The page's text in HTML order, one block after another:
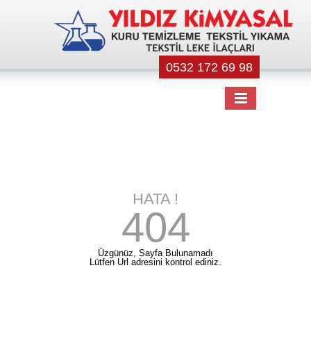
0532 172 69 98
HATA !
404
Üzgünüz, Sayfa Bulunamadı
Lütfen Url adresini kontrol ediniz.